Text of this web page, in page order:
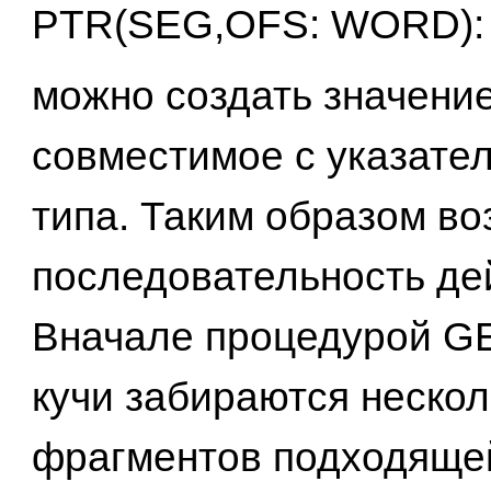
PTR(SEG,OFS:
можно создать
совместимое с
типа. Таким образом
последовательность
Вначале процедурой
кучи забираются
фрагментов